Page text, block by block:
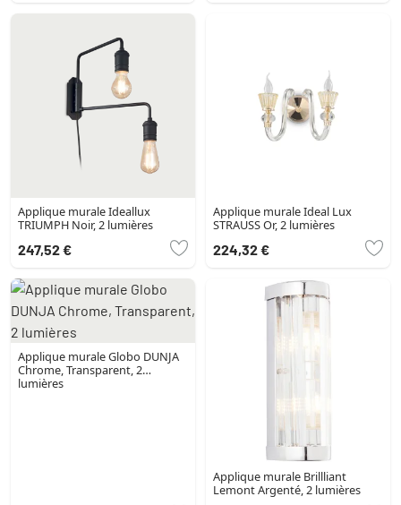
Applique murale Ideallux
TRIUMPH Noir, 2 lumières
247,52 €
Applique murale Ideal Lux
STRAUSS Or, 2 lumières
224,32 €
Applique murale Globo DUNJA
Chrome, Transparent, 2
lumières
Applique murale Brillliant
Lemont Argenté, 2 lumières